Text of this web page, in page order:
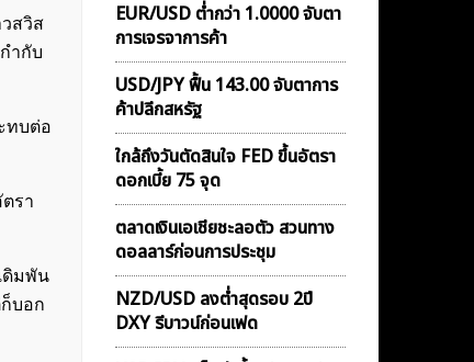
สวิส
ำกับ
ทบต่อ
รา
ดิมพัน
บอก
EUR/USD ต่ำกว่า 1.0000 จับตา
การเจรจาการค้า
USD/JPY ฟื้น 143.00 จับตาการ
ค้าปลีกสหรัฐ
ใกล้ถึงวันตัดสินใจ FED ขึ้นอัตรา
ดอกเบี้ย 75 จุด
ตลาดเงินเอเชียชะลอตัว สวนทาง
ดอลลาร์ก่อนการประชุม
NZD/USD ลงต่ำสุดรอบ 2ปี
DXY รีบาวน์ก่อนเฟด